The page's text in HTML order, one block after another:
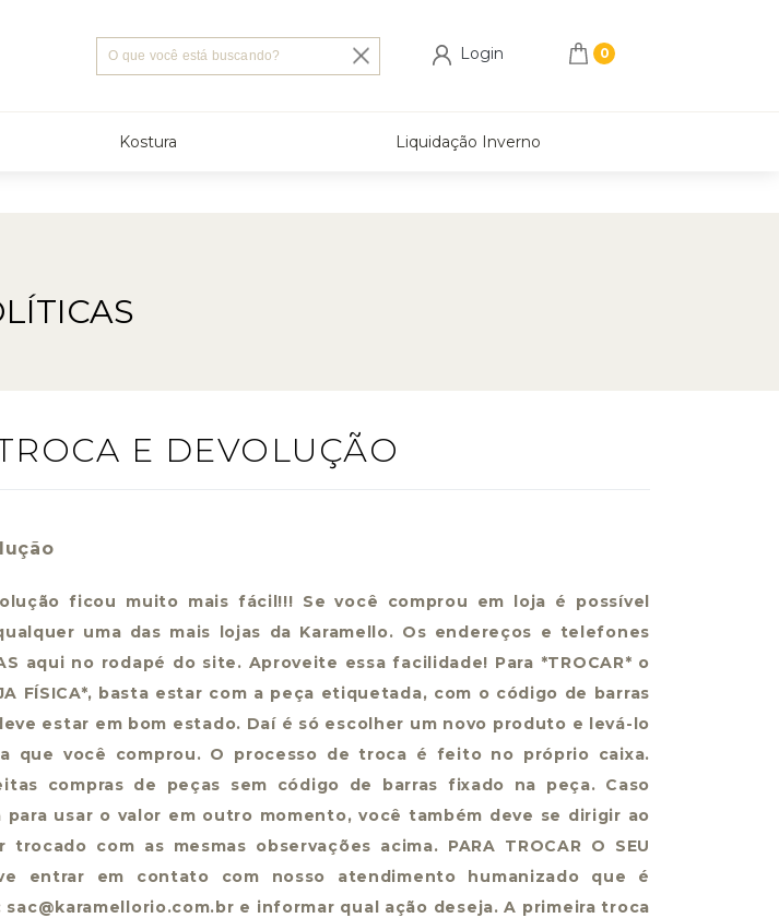
Login
Kostura Liquidação Inverno
E DEVOLUÇÃO
ficou muito mais fácil!!! Se você comprou em loja é possível
uma das mais lojas da Karamello. Os endereços e telefones
aqui no rodapé do site. Aproveite essa facilidade! Para *TROCAR* o
FÍSICA*, basta estar com a peça etiquetada, com o código de barras
estar em bom estado. Daí é só escolher um novo produto e levá-lo
que você comprou. O processo de troca é feito no próprio caixa.
compras de peças sem código de barras fixado na peça. Caso
para usar o valor em outro momento, você também deve se dirigir ao
com as mesmas observações acima. PARA TROCAR O SEU
entrar em contato com nosso atendimento humanizado que é
e informar qual ação deseja. A primeira troca